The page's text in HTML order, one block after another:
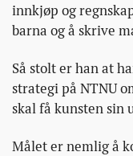
innkjøp og
barna og å skrive
Så stolt er han at
strategi på NTNU
skal få kunsten sin
Målet er nemlig å